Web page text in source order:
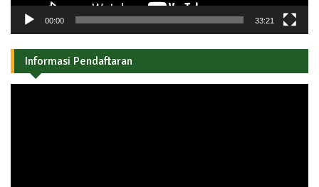
00:00 33:21
Informasi Pendaftaran